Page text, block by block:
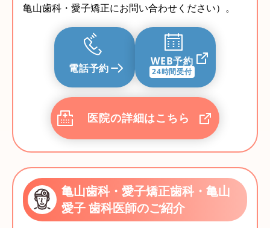
亀山歯科・愛子矯正にお問い合わせください）。
電話予約
WEB予約
24時間受付
医院の詳細はこちら
亀山歯科・愛子矯正歯科・亀山
愛子 歯科医師のご紹介